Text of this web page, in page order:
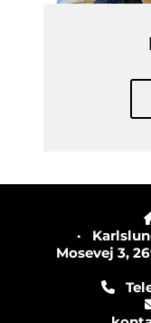
·
Mosevej 3,
